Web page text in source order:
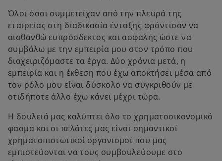
Όλοι όσοι συμμετείχαν από την πλευρά της
εταιρείας στη διαδικασία ένταξης φρόντισαν να
αισθανθώ ευπρόσδεκτος και ασφαλής ώστε να
συμβάλω με την εμπειρία μου στον τρόπο που
διαχειριζόμαστε τα έργα. Δύο χρόνια μετά, η
εμπειρία και η έκθεση που έχω αποκτήσει μέσα από
τον ρόλο μου είναι δύσκολο να συγκριθούν με
οτιδήποτε άλλο έχω κάνει μέχρι τώρα.
Η δουλειά μας καλύπτει όλο το χρηματοοικονομικό
φάσμα και οι πελάτες μας είναι σημαντικοί
χρηματοπιστωτικοί οργανισμοί που μας
εμπιστεύονται να τους συμβουλεύουμε στο